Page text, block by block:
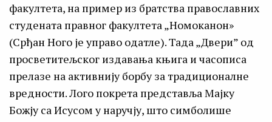
факултета, на пример из братства православних
студената правног факултета „Номоканон»
(Срђан Ного је управо одатле). Тада „Двери” од
просветитељског издавања књига и часописа
прелазе на активнију борбу за традиционалне
вредности. Лого покрета представља Мајку
Божју са Исусом у наручју, што симболише